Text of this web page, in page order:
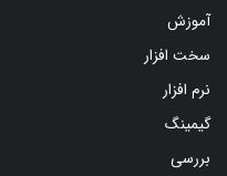
آموزش
سخت افزار
نرم افزار
گیمینگ
بررسی